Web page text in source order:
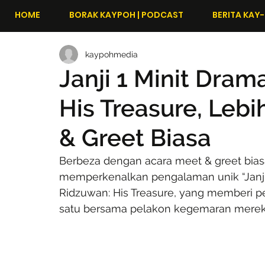
HOME BORAK KAYPOH | PODCAST BERITA
Janji 1 Minit
His Treasure,
& Greet Biasa
kaypohmedia
Berbeza dengan acara meet & greet
memperkenalkan pengalaman unik
Ridzuwan: His Treasure, yang memberi
satu bersama pelakon kegemaran